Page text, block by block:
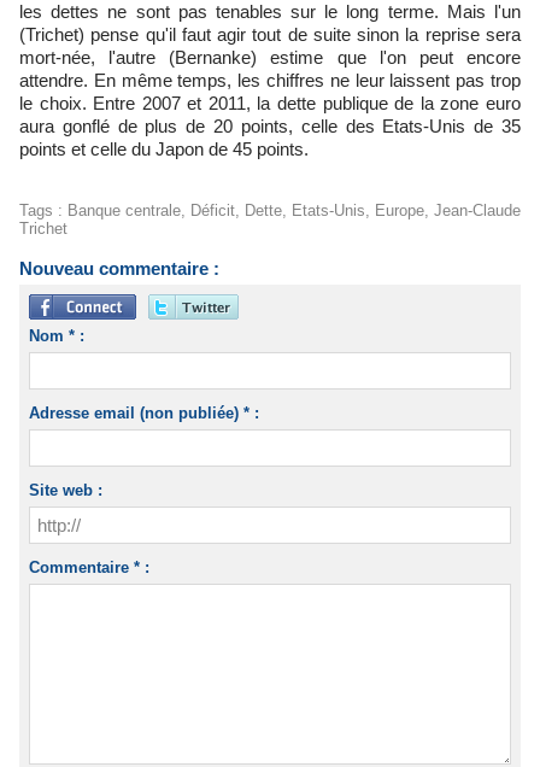
les dettes ne sont pas tenables sur le long terme. Mais l'un
(Trichet) pense qu'il faut agir tout de suite sinon la reprise sera
mort-née, l'autre (Bernanke) estime que l'on peut encore
attendre. En même temps, les chiffres ne leur laissent pas trop
le choix. Entre 2007 et 2011, la dette publique de la zone euro
aura gonflé de plus de 20 points, celle des Etats-Unis de 35
points et celle du Japon de 45 points.
Tags : Banque centrale, Déficit, Dette, Etats-Unis, Europe, Jean-Claude
Trichet
Nouveau commentaire :
Nom * :
Adresse email (non publiée) * :
Site web :
Commentaire * :